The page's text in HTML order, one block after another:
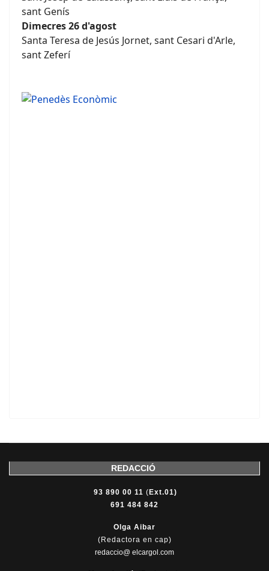
sant Genís
Dimecres 26 d'agost
Santa Teresa de Jesús Jornet, sant Cesari d'Arle,
sant Zeferí
REDACCIÓ
93 890 00 11 ( Ext.01)
691 484 842
Olga Aibar
(Redactora en cap)
redaccio@ elcargol.com